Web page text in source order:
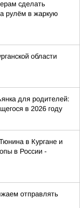
сделать
рулём в жаркую
области
для родителей:
в 2026 году
в Кургане и
в России -
отправлять